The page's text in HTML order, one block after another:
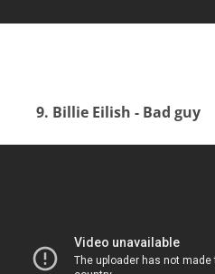
9. Billie Eilish - Bad guy